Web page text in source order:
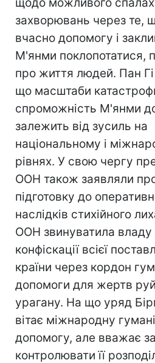
захворювань через те,
вчасно допомогу і
М'янми поклопотатися,
про життя людей. Пан
що масштаби
cпроможність М'янми
залежить від зусиль на
національному і
рівнях. У свою чергу
ООН також заявляли
підготовку до
наслідків стихійного
ООН звинуватила
конфіскації всієї
країни через кордон
допомоги для жертв
урагану. На що уряд
вітає міжнародну
допомогу, але вважає
контролювати її